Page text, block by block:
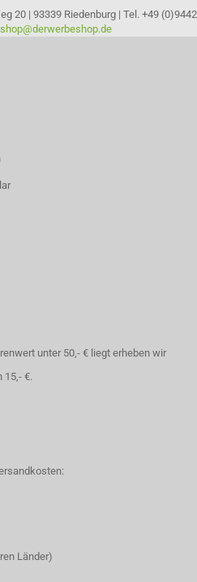
20 | 93339 Riedenburg | Tel. +49 (0)9442
shop@derwerbeshop.de
unter 50,- € liegt erheben wir
15,- €.
Länder)